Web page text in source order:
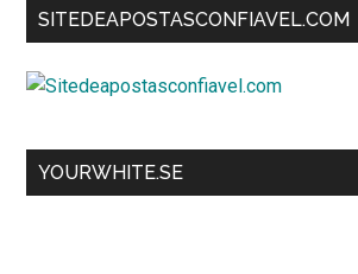
SITEDEAPOSTASCONFIAVEL.COM
YOURWHITE.SE